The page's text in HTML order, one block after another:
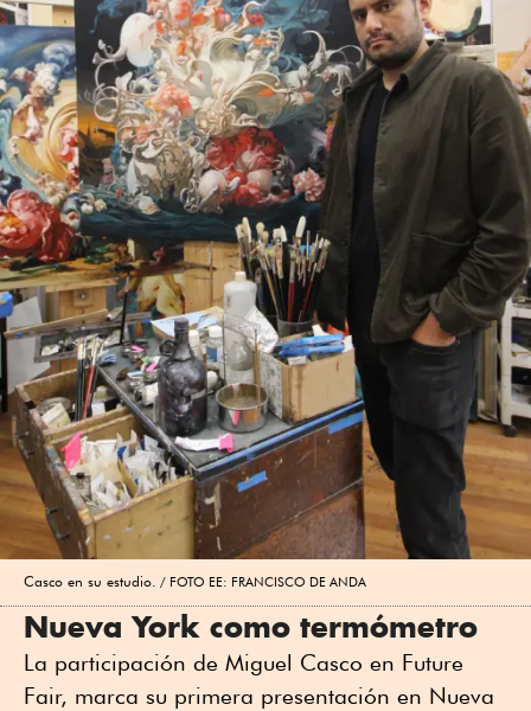
Casco en su estudio. FOTO EE: FRANCISCO DE ANDA
Nueva York como termómetro
La participación de Miguel Casco en Future
Fair, marca su primera presentación en Nueva